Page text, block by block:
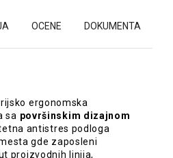
OCENE DOKUMENTA
ergonomska
sa površinskim dizajnom
antistres podloga
gde zaposleni
proizvodnih linija,